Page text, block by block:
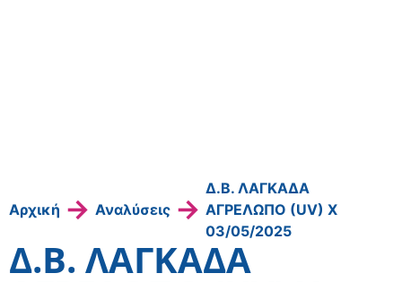
Αρχική → Αναλύσεις →
Δ.Β. ΛΑΓΚΑΔΑ
ΑΓΡΕΛΩΠΟ (UV) Χ
03/05/2025
Δ.Β. ΛΑΓΚΑΔΑ